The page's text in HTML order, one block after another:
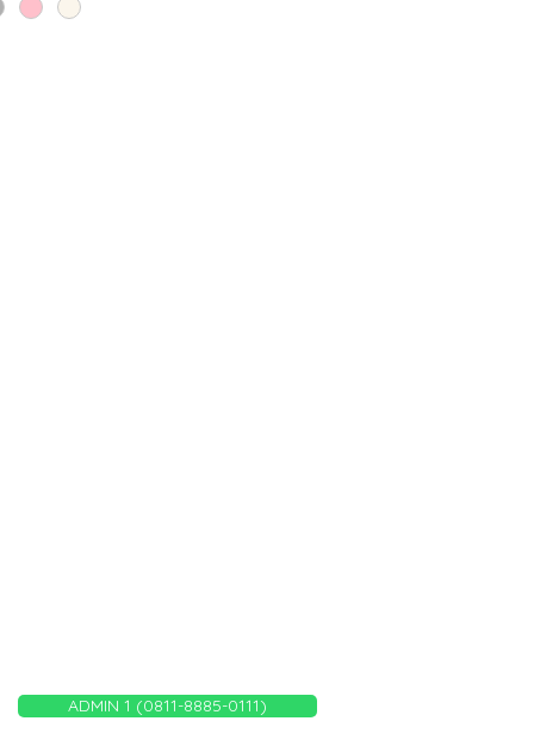
ADMIN 1 (0811-8885-0111)